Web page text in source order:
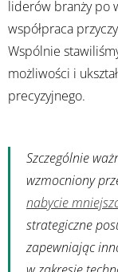
liderów branży po
współpraca
Wspólnie
możliwości i
precyzyjnego.
Szczególnie
wzmocniony
nabycie
strategiczne
zapewniając